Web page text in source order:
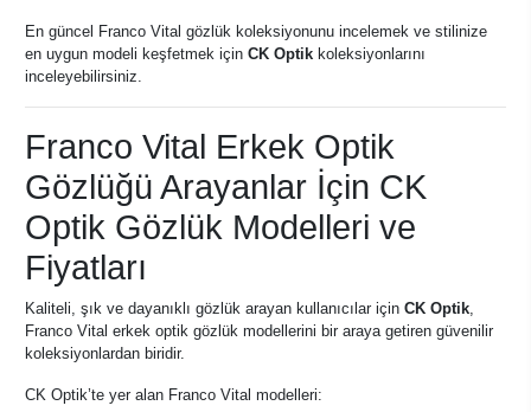
En güncel Franco Vital gözlük koleksiyonunu incelemek ve stilinize
en uygun modeli keşfetmek için CK Optik koleksiyonlarını
inceleyebilirsiniz.
Franco Vital Erkek Optik
Gözlüğü Arayanlar İçin CK
Optik Gözlük Modelleri ve
Fiyatları
Kaliteli, şık ve dayanıklı gözlük arayan kullanıcılar için CK Optik,
Franco Vital erkek optik gözlük modellerini bir araya getiren güvenilir
koleksiyonlardan biridir.
CK Optik’te yer alan Franco Vital modelleri: